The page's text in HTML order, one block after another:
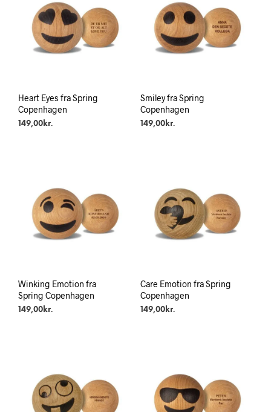
Heart Eyes fra Spring
Copenhagen
149,00 kr.
Smiley fra Spring
Copenhagen
149,00kr.
Winking Emotion fra
Spring Copenhagen
149,00 kr.
Care Emotion fra Spring
Copenhagen
149,00kr.